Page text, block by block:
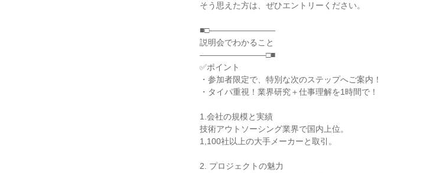
そう思えた方は、ぜひエントリーください。
■□――――――――
説明会でわかること
――――――――□■
✅ポイント
・参加者限定で、特別な次のステップへご案内！
・タイパ重視！業界研究＋仕事理解を1時間で！
1.会社の規模と実績
技術アウトソーシング業界で国内上位。
1,100社以上の大手メーカーと取引。
2. プロジェクトの魅力